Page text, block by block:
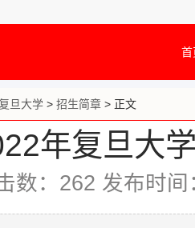
首
复旦大学 > 招生简章 > 正文
年复旦大
数： 262 发布时